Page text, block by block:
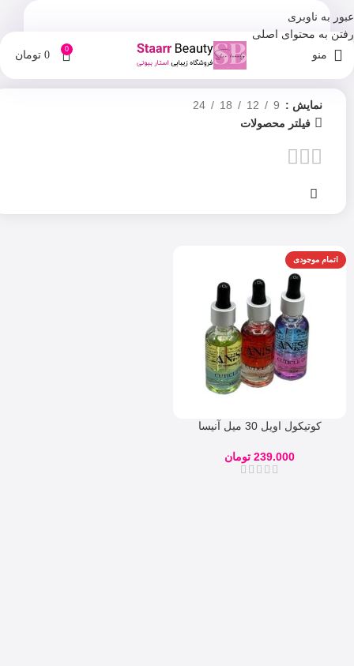
عبور به ناوبری
رفتن به محتوای اصلی
منو 0
0 تومان
نمایش 9
12
18
24
فیلتر محصولات
اتمام موجودی
کوتیکول اویل 30 میل آنیسا
239.000 تومان